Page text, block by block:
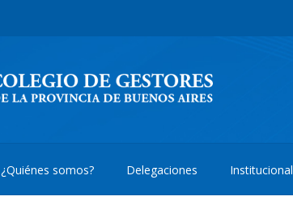
¿Quiénes somos? Delegaciones Institucional